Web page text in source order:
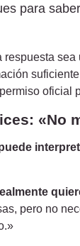
para
respuesta
oficial
«No
pero no